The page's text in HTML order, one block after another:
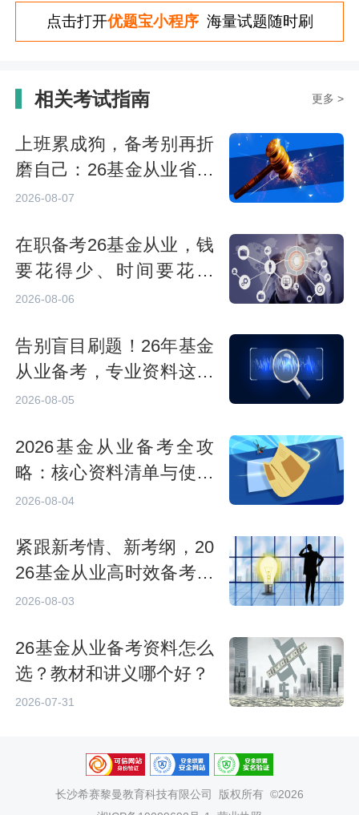
点击打开优题宝小程序海量试题随时刷
相关考试指南 更多 >
上班累成狗，备考别再折
磨自己：26基金从业省时
资料整理
2026-08-07
在职备考26基金从业，钱
要花得少、时间要花得
巧，备考资料+方法来了
2026-08-06
告别盲目刷题！26年基金
从业备考，专业资料这样
选
2026-08-05
2026基金从业备考全攻
略：核心资料清单与使用
指南
2026-08-04
紧跟新考情、新考纲，20
26基金从业高时效备考资
料优选
2026-08-03
26基金从业备考资料怎么
选？教材和讲义哪个好？
2026-07-31
长沙希赛黎曼教育科技有限公司
版权所有 ©2026